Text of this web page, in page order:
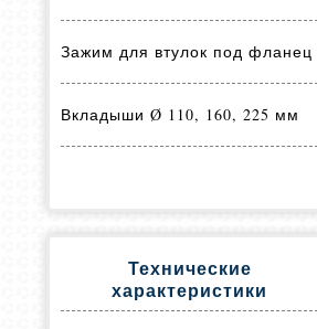
Зажим для втулок под фланец
Вкладыши Ø 110, 160, 225 мм
Технические
характеристики